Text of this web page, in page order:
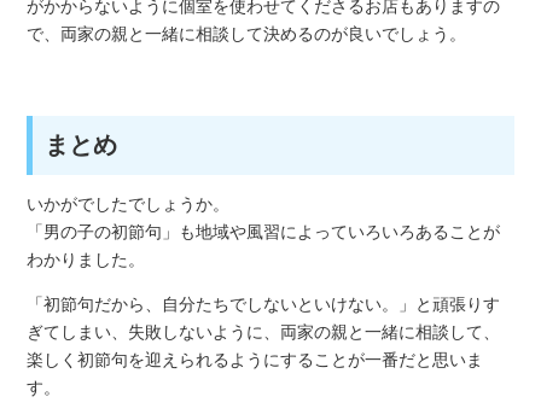
がかからないように個室を使わせてくださるお店もありますの
で、両家の親と一緒に相談して決めるのが良いでしょう。
まとめ
いかがでしたでしょうか。
「男の子の初節句」も地域や風習によっていろいろあることが
わかりました。
「初節句だから、自分たちでしないといけない。」と頑張りす
ぎてしまい、失敗しないように、両家の親と一緒に相談して、
楽しく初節句を迎えられるようにすることが一番だと思いま
す。